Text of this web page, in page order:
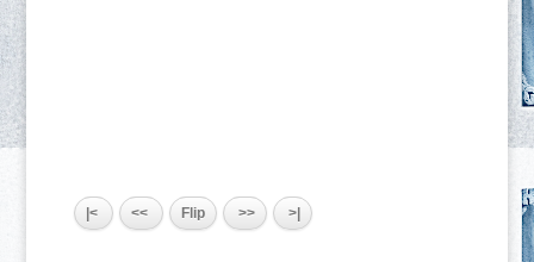
|< << Flip >> >|